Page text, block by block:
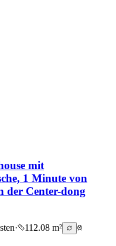
mit
1 Minute von
der Center-dong
·
112.08 m²